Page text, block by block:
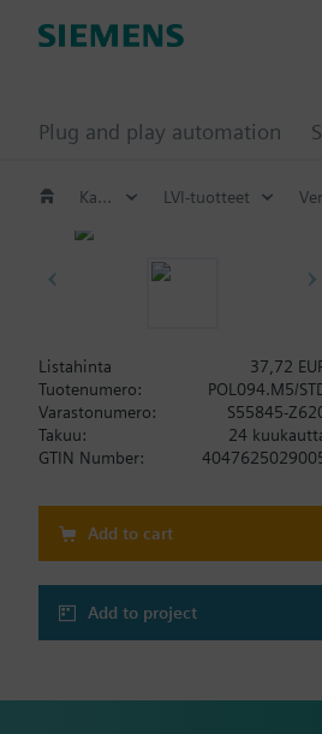
Plug and play automation
Katalogi LVI-tuotteet
Listahinta
37,72
Tuotenumero:
POL094.M5/
Varastonumero:
S55845-
Takuu:
24
GTIN Number:
Add to cart
Add to project